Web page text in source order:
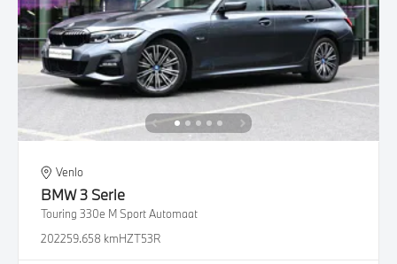
Venlo
BMW3 Serie
Touring 330e M Sport Automaat
202259.658 kmHZT53R